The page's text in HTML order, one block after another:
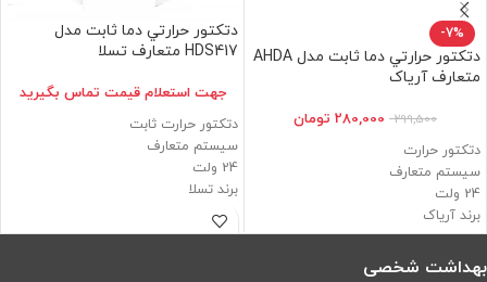
-7%
دتكتور حرارتي دما ثابت مدل AHDA
متعارف آریاک
299,500
280,000 تومان
دتکتور حرارت
سیستم متعارف
24 ولت
برند آریاک
دارای گواهی اصالت کالا
دارای تاییدیه آتش نشانی
دتكتور حرارتي دما ثابت مدل
HDS417 متعارف تسلا
جهت استعلام قيمت تماس بگيريد
دتکتور حرارت ثابت
سیستم متعارف
24 ولت
برند تسلا
دارای گواهی اصالت کالا
دارای تاییدیه آتش نشانی
بهداشت شخصی